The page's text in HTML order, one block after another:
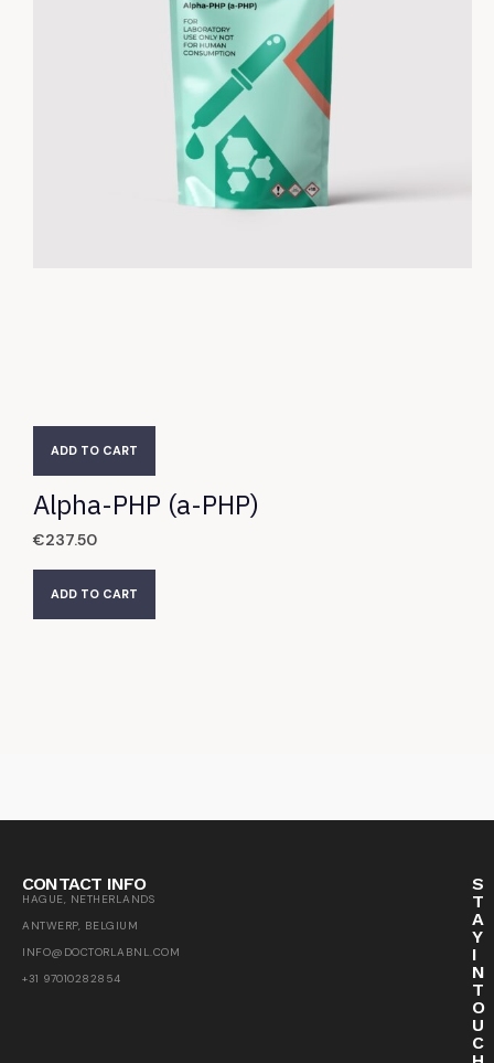
ADD TO CART
Alpha-PHP (a-PHP)
€237.50
ADD TO CART
CONTACT INFO
HAGUE, NETHERLANDS
ANTWERP, BELGIUM
INFO@DOCTORLABNL.COM
+31 97010282854
S
T
A
Y
I
N
T
O
U
C